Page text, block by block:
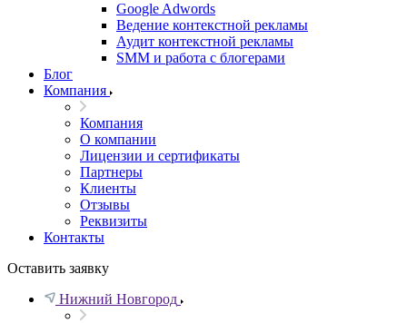
Google Adwords
Ведение контекстной рекламы
Аудит контекстной рекламы
SMM и работа с блогерами
Блог
Компания
Компания
О компании
Лицензии и сертификаты
Партнеры
Клиенты
Отзывы
Реквизиты
Контакты
Оставить заявку
Нижний Новгород